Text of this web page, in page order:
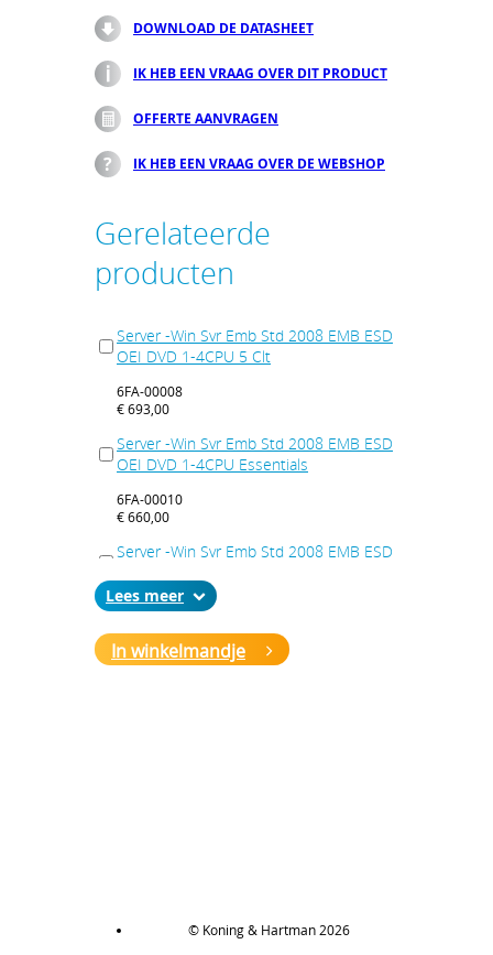
DOWNLOAD DE DATASHEET
IK HEB EEN VRAAG OVER DIT PRODUCT
OFFERTE AANVRAGEN
IK HEB EEN VRAAG OVER DE WEBSHOP
Gerelateerde
producten
Server -Win Svr Emb Std 2008 EMB ESD
OEI DVD 1-4CPU 5 Clt
6FA-00008
€ 693,00
Server -Win Svr Emb Std 2008 EMB ESD
OEI DVD 1-4CPU Essentials
6FA-00010
€ 660,00
Server -Win Svr Emb Std 2008 EMB ESD
6FA-00012
Server -Win Svr Emb Std 2008 R2 64Bit
6FA-00032
Lees
In winkelmandje
© Koning & Hartman 2026